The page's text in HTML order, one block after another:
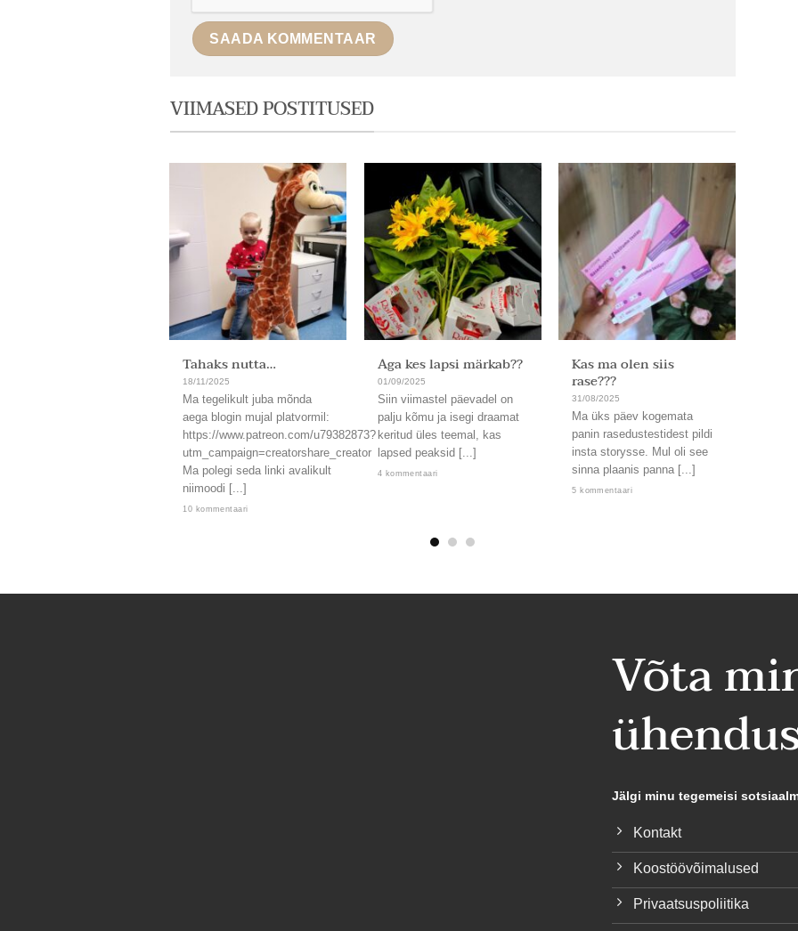
VIIMASED POSTITUSED
Tahaks nutta…
18/11/2025
Ma tegelikult juba mõnda
aega blogin mujal platvormil:
https://www.patreon.com/u79382873?
utm_campaign=creatorshare_creator
Ma polegi seda linki avalikult
niimoodi [...]
10 kommentaari
Aga kes lapsi märkab??
01/09/2025
Siin viimastel päevadel on
palju kõmu ja isegi draamat
keritud üles teemal, kas
lapsed peaksid [...]
4 kommentaari
Kas ma olen siis
rase???
31/08/2025
Ma üks päev kogemata
panin rasedustestidest pildi
insta storysse. Mul oli see
sinna plaanis panna [...]
5 kommentaari
Võta
Jälgi minu tegemeisi
Kontakt
Koostöövõimalused
Privaatsuspoliitika